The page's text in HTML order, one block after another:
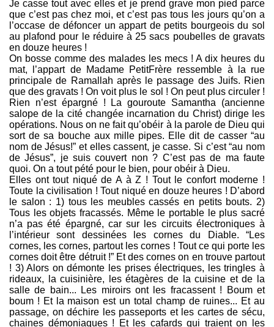
Je casse tout avec elles et je prend grave mon pied parce
que c’est pas chez moi, et c’est pas tous les jours qu’on a
l’occase de défoncer un appart de petits bourgeois du sol
au plafond pour le réduire à 25 sacs poubelles de gravats
en douze heures !
On bosse comme des malades les mecs ! A dix heures du
mat, l’appart de Madame PetitFrère ressemble à la rue
principale de Ramallah après le passage des Juifs. Rien
que des gravats ! On voit plus le sol ! On peut plus circuler !
Rien n’est épargné ! La gouroute Samantha (ancienne
salope de la cité changée incarnation du Christ) dirige les
opérations. Nous on ne fait qu’obéir à la parole de Dieu qui
sort de sa bouche aux mille pipes. Elle dit de casser “au
nom de Jésus!” et elles cassent, je casse. Si c’est “au nom
de Jésus”, je suis couvert non ? C’est pas de ma faute
quoi. On a tout pété pour le bien, pour obéir à Dieu.
Elles ont tout niqué de A à Z ! Tout le confort moderne !
Toute la civilisation ! Tout niqué en douze heures ! D’abord
le salon : 1) tous les meubles cassés en petits bouts. 2)
Tous les objets fracassés. Même le portable le plus sacré
n’a pas été épargné, car sur les circuits électroniques à
l’intérieur sont dessinées les cornes du Diable. “Les
cornes, les cornes, partout les cornes ! Tout ce qui porte les
cornes doit être détruit !” Et des cornes on en trouve partout
! 3) Alors on démonte les prises électriques, les tringles à
rideaux, la cuisinière, les étagères de la cuisine et de la
salle de bain... Les miroirs ont les fracassent ! Boum et
boum ! Et la maison est un total champ de ruines... Et au
passage, on déchire les passeports et les cartes de sécu,
chaines démoniaques ! Et les cafards qui traient on les